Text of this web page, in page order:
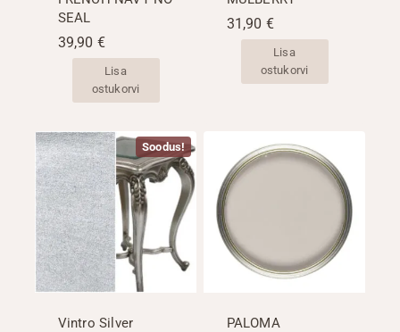
SEAL
39,90 €
Lisa
ostukorvi
31,90 €
Lisa
ostukorvi
Soodus!
Vintro Silver
PALOMA